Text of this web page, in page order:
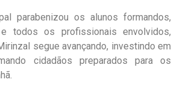
parabenizou os alunos formandos,
todos os profissionais envolvidos,
segue avançando, investindo em
cidadãos preparados para os